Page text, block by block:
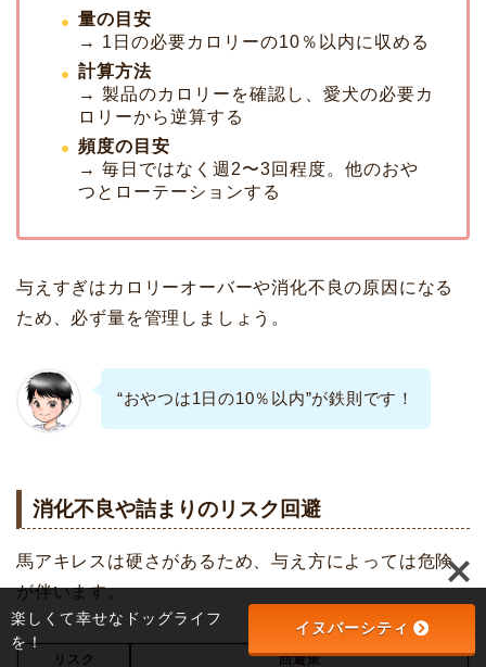
量の目安
→ 1日の必要カロリーの10％以内に収める
計算方法
→ 製品のカロリーを確認し、愛犬の必要カ
ロリーから逆算する
頻度の目安
→ 毎日ではなく週2〜3回程度。他のおや
つとローテーションする
与えすぎはカロリーオーバーや消化不良の原因になる
ため、必ず量を管理しましょう。
“おやつは1日の10％以内”が鉄則です！
消化不良や詰まりのリスク回避
馬アキレスは硬さがあるため、与え方によっては危険
が伴います。
リスク 回避策
楽しくて幸せなドッグライフ
を！
イヌバーシティ